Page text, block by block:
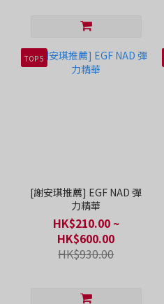
TOP 5
[謝安琪推薦] EGF NAD 彈
力精華
HK$210.00 ~
HK$600.00
HK$930.00